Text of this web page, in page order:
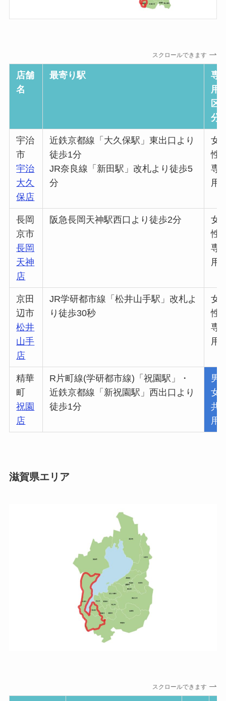
スクロールできます
店舗
名
最寄り駅
専
用
区
分
宇治
市
宇治
大久
保店
近鉄京都線「大久保駅」東出口より
徒歩1分
JR奈良線「新田駅」改札より徒歩5
分
女
性
専
用
長岡
京市
長岡
天神
店
阪急長岡天神駅西口より徒歩2分
女
性
専
用
京田
辺市
松井
山手
店
JR学研都市線「松井山手駅」改札よ
り徒歩30秒
女
性
専
用
精華
町
祝園
店
R片町線(学研都市線)「祝園駅」・
近鉄京都線「新祝園駅」西出口より
徒歩1分
男
女
共
用
滋賀県エリア
スクロールできます